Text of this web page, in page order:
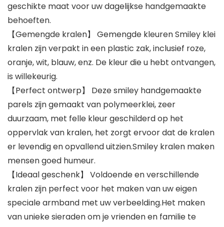
geschikte maat voor uw dagelijkse handgemaakte
behoeften.
【Gemengde kralen】 Gemengde kleuren Smiley klei
kralen zijn verpakt in een plastic zak, inclusief roze,
oranje, wit, blauw, enz. De kleur die u hebt ontvangen,
is willekeurig.
【Perfect ontwerp】 Deze smiley handgemaakte
parels zijn gemaakt van polymeerklei, zeer
duurzaam, met felle kleur geschilderd op het
oppervlak van kralen, het zorgt ervoor dat de kralen
er levendig en opvallend uitzien.Smiley kralen maken
mensen goed humeur.
【Ideaal geschenk】 Voldoende en verschillende
kralen zijn perfect voor het maken van uw eigen
speciale armband met uw verbeelding.Het maken
van unieke sieraden om je vrienden en familie te